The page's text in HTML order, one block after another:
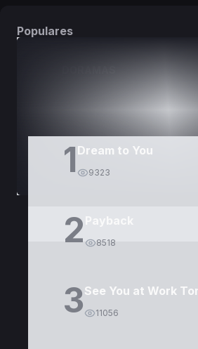
Populares
1 Dream to You
9323
2 8518
3See You at Work
11056